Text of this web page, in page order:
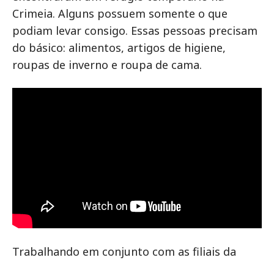
Crimeia. Alguns possuem somente o que
podiam levar consigo. Essas pessoas precisam
do básico: alimentos, artigos de higiene,
roupas de inverno e roupa de cama.
Trabalhando em conjunto com as filiais da